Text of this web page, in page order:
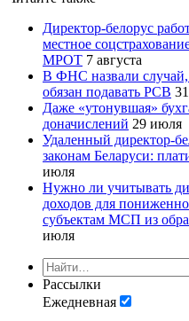
Директор-белорус
местное
МРОТ 7 августа
В ФНС назвали
обязан подавать РСВ
Даже «утонувшая»
доначислений 29 июля
Удаленный директор-
законам Беларуси:
июля
Нужно ли учитывать
доходов для
субъектам МСП из
июля
Рассылки
Ежедневная